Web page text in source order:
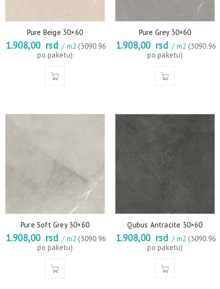
Pure Beige 30×60
1.908,00 rsd / m2(3090.96
po paketu)
Pure Grey 30×60
1.908,00 rsd / m2(3090.96
po paketu)
Pure Soft Grey 30×60
1.908,00 rsd / m2(3090.96
po paketu)
Qubus Antracite 30×60
1.908,00 rsd / m2(3090.96
po paketu)